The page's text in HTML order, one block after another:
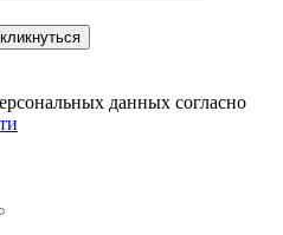
данных согласно